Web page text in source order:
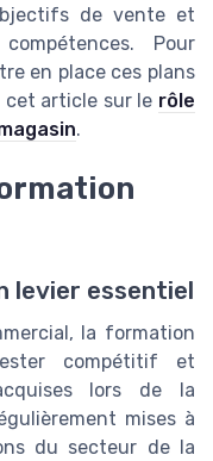
de vente et
Pour
en place ces plans
article sur le rôle
.
levier essentiel
la formation
compétitif et
lors de la
mises à
du secteur de la